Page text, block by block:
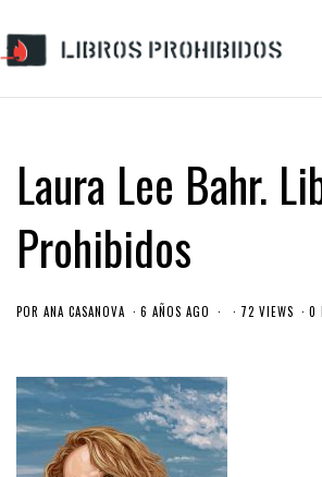
Laura Lee Bahr.
Prohibidos
POR ANA CASANOVA 6 AÑOS AGO 72 VIEWS 0